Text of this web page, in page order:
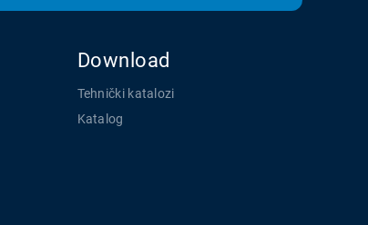
Download
Tehnički katalozi
Katalog